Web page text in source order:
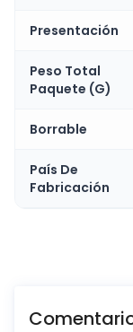
Presentación
Peso Total
Paquete (G)
Borrable
País De
Fabricación